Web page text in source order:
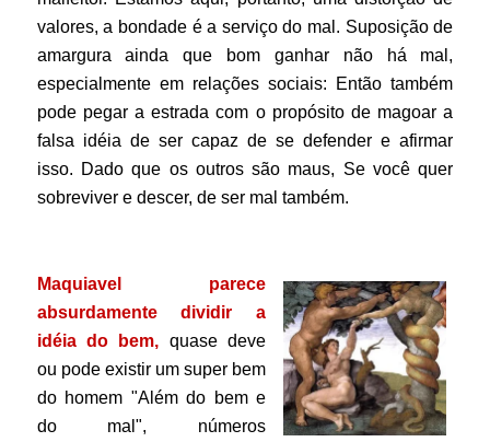
valores, a bondade é a serviço do mal. Suposição de
amargura ainda que bom ganhar não há mal,
especialmente em relações sociais: Então também
pode pegar a estrada com o propósito de magoar a
falsa idéia de ser capaz de se defender e afirmar
isso. Dado que os outros são maus, Se você quer
sobreviver e descer, de ser mal também.
Maquiavel parece
absurdamente dividir a
idéia do bem, quase deve
ou pode existir um super bem
do homem "Além do bem e
do mal", números